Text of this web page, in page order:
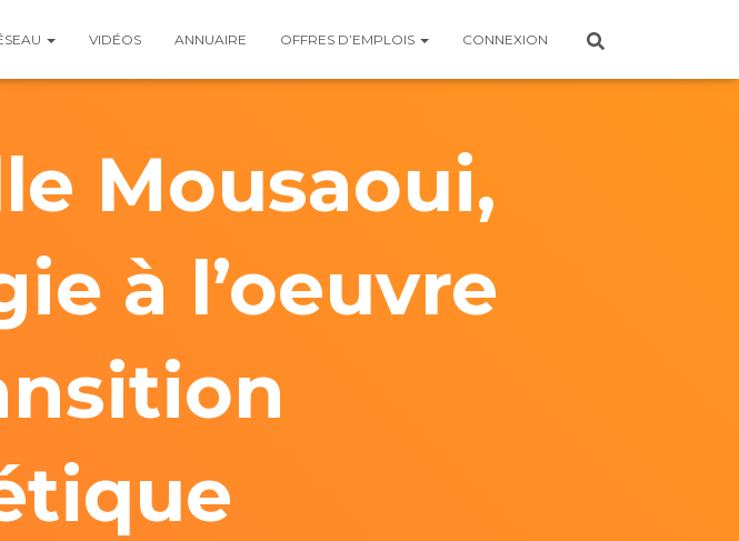
VIDÉOS ANNUAIRE OFFRES D’EMPLOIS CONNEXION
Mousaoui,
à l’oeuvre